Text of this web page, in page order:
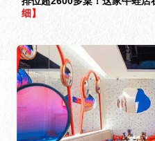
细】